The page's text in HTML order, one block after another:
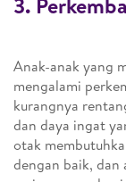
Anak-anak yang
mengalami
kurangnya
dan daya ingat
otak
dengan baik, dan